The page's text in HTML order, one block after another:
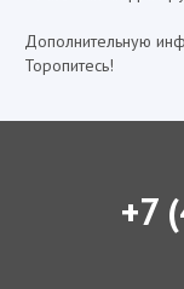
Дополнительную
Торопитесь!
+7